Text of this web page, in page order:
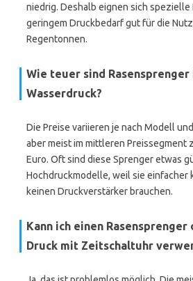
niedrig. Deshalb eignen sich spezielle
geringem Druckbedarf gut für die
Regentonnen.
Wie teuer sind
Wasserdruck?
Die Preise variieren je nach Modell
aber meist im mittleren Preissegment
Euro. Oft sind diese Sprenger etwas
Hochdruckmodelle, weil sie einfacher
keinen Druckverstärker brauchen.
Kann ich einen Rasensprenger
Druck mit Zeitschaltuhr